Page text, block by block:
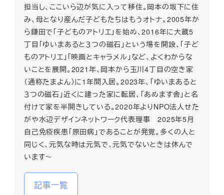
担当し、ここいら辺が気に入って移住。岡本の坂下に住
み、母となり産んだ子どもたちはもうオトナ。2005年か
ら鎌田で「子どものアトリエ」を始め、2016年に大蔵5
丁目「ゆいまあると３つの磁石」という場を開設、「子ど
ものアトリエ」「映画とキャラメル」など、よくわからな
いことを展開。2021年、岡本から玉川4丁目の空き家
（通称たまよん）に1年間入居。2023年、「ゆいまあると
３つの磁石」近くに建った家に転居、「あめます舎」と名
付けて家を半開きしている。2020年よりNPO法人せた
がや水辺デザインネットワーク代表理事 2025年5月
自己免疫疾患「原田病」であることが発覚。多くの人と
同じく、元気な時は元気で、元気でないときは休んで
います～
記事一覧